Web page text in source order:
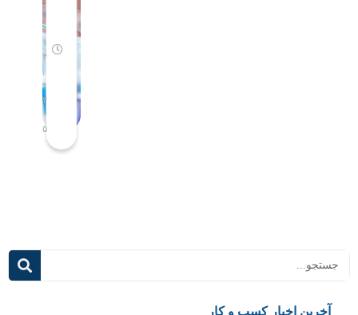
ا
د
۱
,
۱
۴
۰
ص
ن
و
ع
ی
ب
ه
ک
د
اخبار کسب و کار